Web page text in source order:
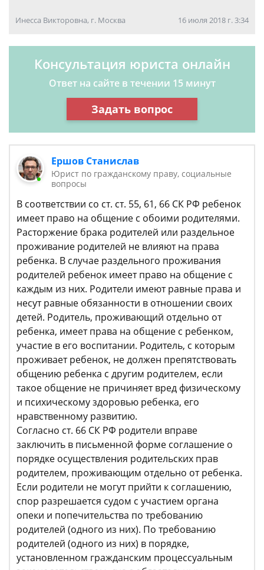
Инесса Викторовна, г. Москва 16 июля 2018 г. 3:34
Консультация юриста онлайн
Ответ на сайте в течении 15 минут
Задать вопрос
Ершов Станислав
Юрист по гражданскому праву, социальные
вопросы
В соответствии со ст. ст. 55, 61, 66 СК РФ ребенок
имеет право на общение с обоими родителями.
Расторжение брака родителей или раздельное
проживание родителей не влияют на права
ребенка. В случае раздельного проживания
родителей ребенок имеет право на общение с
каждым из них. Родители имеют равные права и
несут равные обязанности в отношении своих
детей. Родитель, проживающий отдельно от
ребенка, имеет права на общение с ребенком,
участие в его воспитании. Родитель, с которым
проживает ребенок, не должен препятствовать
общению ребенка с другим родителем, если
такое общение не причиняет вред физическому
и психическому здоровью ребенка, его
нравственному развитию.
Согласно ст. 66 СК РФ родители вправе
заключить в письменной форме соглашение о
порядке осуществления родительских прав
родителем, проживающим отдельно от ребенка.
Если родители не могут прийти к соглашению,
спор разрешается судом с участием органа
опеки и попечительства по требованию
родителей (одного из них). По требованию
родителей (одного из них) в порядке,
установленном гражданским процессуальным